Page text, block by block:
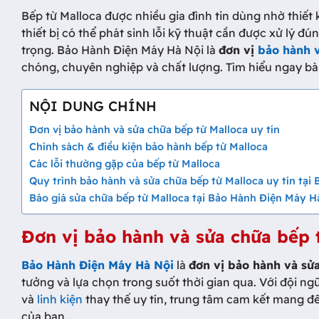
Bếp từ Malloca được nhiều gia đình tin dùng nhờ
thiết bị có thể phát sinh lỗi kỹ thuật cần được xử lý
trọng. Bảo Hành Điện Máy Hà Nội là đơn vị bảo hành
chóng, chuyên nghiệp và chất lượng. Tìm hiểu ngay
NỘI DUNG CHÍNH
Đơn vị bảo hành và sửa chữa bếp từ Malloca uy tín
Chính sách & điều kiện bảo hành bếp từ Malloca
Các lỗi thường gặp của bếp từ Malloca
Quy trình bảo hành và sửa chữa bếp từ Malloca uy tín tại
Báo giá sửa chữa bếp từ Malloca tại Bảo Hành Điện Máy
Đơn vị bảo hành và sửa chữa bếp
Bảo Hành Điện Máy Hà Nội là đơn vị bảo hành và
tưởng và lựa chọn trong suốt thời gian qua. Với đội
và linh kiện thay thế uy tín, trung tâm cam kết mang